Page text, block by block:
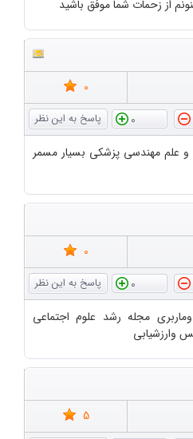
از زحمات شما موفق باشید
0
0
و علم مهندسی پزشکی بسیار مسمر
0
0
مجله رشد علوم اجتماعی
وارزشیابی
5